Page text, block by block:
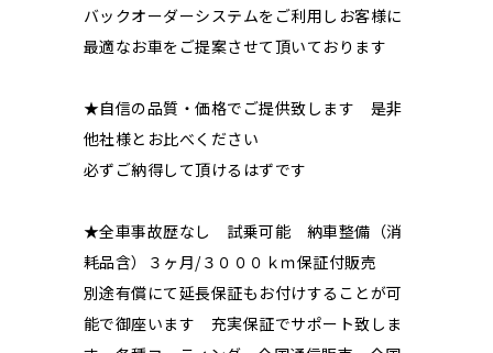
バックオーダーシステムをご利用しお客様に
最適なお車をご提案させて頂いております
★自信の品質・価格でご提供致します 是非
他社様とお比べください
必ずご納得して頂けるはずです
★全車事故歴なし 試乗可能 納車整備（消
耗品含）３ヶ月/３０００ｋｍ保証付販売
別途有償にて延長保証もお付けすることが可
能で御座います 充実保証でサポート致しま